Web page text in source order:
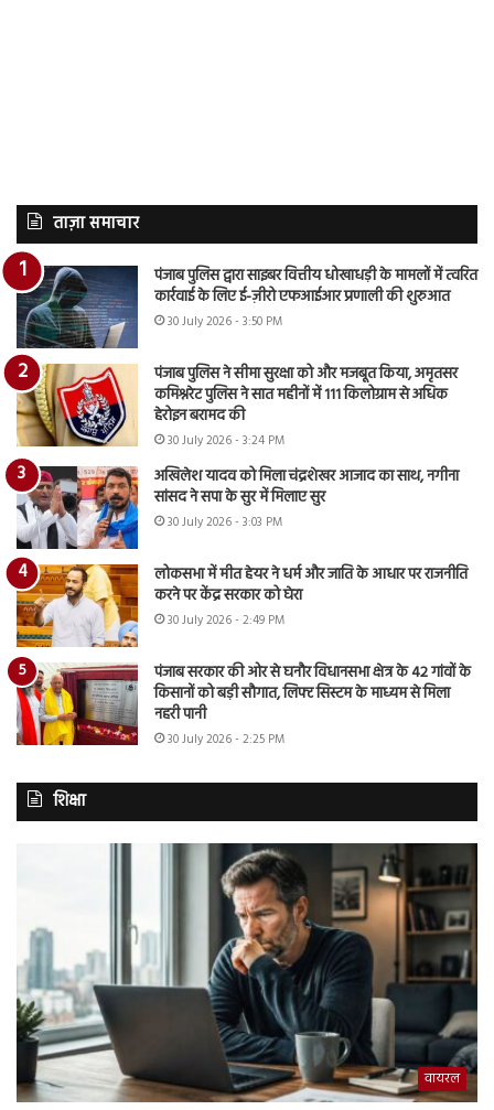
ताज़ा समाचार
पंजाब पुलिस द्वारा साइबर वित्तीय धोखाधड़ी के मामलों में त्वरित
कार्रवाई के लिए ई-ज़ीरो एफआईआर प्रणाली की शुरुआत
30 July 2026 - 3:50 PM
पंजाब पुलिस ने सीमा सुरक्षा को और मजबूत किया, अमृतसर
कमिश्नरेट पुलिस ने सात महीनों में 111 किलोग्राम से अधिक
हेरोइन बरामद की
30 July 2026 - 3:24 PM
अखिलेश यादव को मिला चंद्रशेखर आजाद का साथ, नगीना
सांसद ने सपा के सुर में मिलाए सुर
30 July 2026 - 3:03 PM
लोकसभा में मीत हेयर ने धर्म और जाति के आधार पर राजनीति
करने पर केंद्र सरकार को घेरा
30 July 2026 - 2:49 PM
पंजाब सरकार की ओर से घनौर विधानसभा क्षेत्र के 42 गांवों के
किसानों को बड़ी सौगात, लिफ्ट सिस्टम के माध्यम से मिला
नहरी पानी
30 July 2026 - 2:25 PM
शिक्षा
वायरल